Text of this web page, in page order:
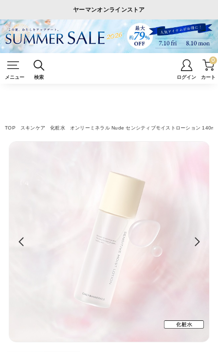
ヤーマンオンラインストア
メニュー 検索 ログイン カート
0
TOP スキンケア 化粧水 オンリーミネラル Nude センシティブモイストローション 140mL